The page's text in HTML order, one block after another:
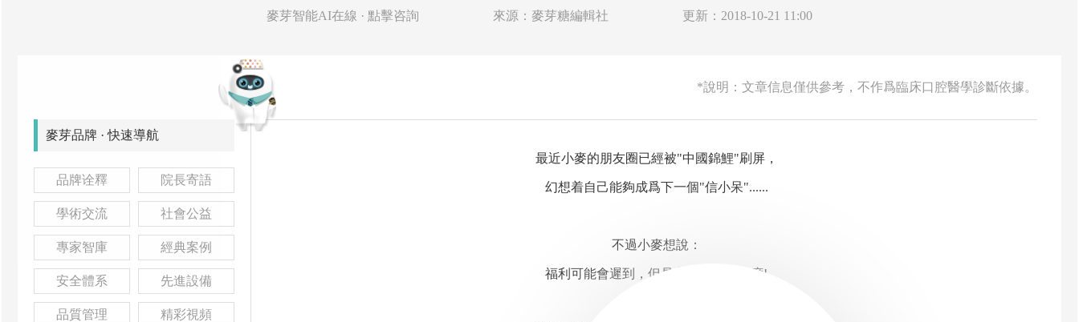
麥芽智能AI在線 · 點擊咨詢 來源：麥芽糖編輯社 更新：2018-10-21 11:00
麥芽品牌 · 快速導航
品牌诠釋 院長寄語
學術交流 社會公益
專家智庫 經典案例
安全體系 先進設備
品質管理 精彩視頻
*說明：文章信息僅供參考，不作爲臨床口腔醫學診斷依據。
最近小麥的朋友圈已經被"中國錦鯉"刷屏，
幻想着自己能夠成爲下一個"信小呆"......
不過小麥想說：
福利可能會遲到，但是永遠都不會缺席!